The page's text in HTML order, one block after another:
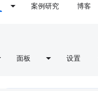
案例研究 博客
面板 设置